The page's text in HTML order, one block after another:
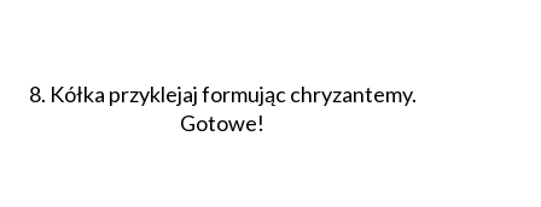
8. Kółka przyklejaj formując chryzantemy.
Gotowe!